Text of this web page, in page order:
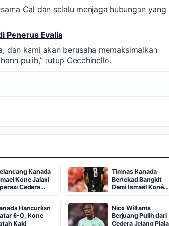
Cal dan selalu menjaga hubungan yang
Penerus Evalia
dan kami akan berusaha memaksimalkan
pulih,” tutup Cecchinello.
Kanada
Kone Jalani
Cedera
di Vancouver
Timnas Kanada
Bertekad Bangkit
Demi Ismaël Koné
Usai Menang Telak
Hancurkan
6-0, Kone
Kaki
Nico Williams
Berjuang Pulih dari
Cedera Jelang Piala